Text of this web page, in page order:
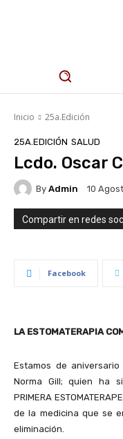
Inicio 25a.Edición
25A.EDICIÓN SALUD
Lcdo. Oscar
By Admin 10
Compartir en redes
Facebook
LA ESTOMATERAPIA
Estamos de
Norma Gill; quien ha
PRIMERA
de la medicina que se
eliminación.